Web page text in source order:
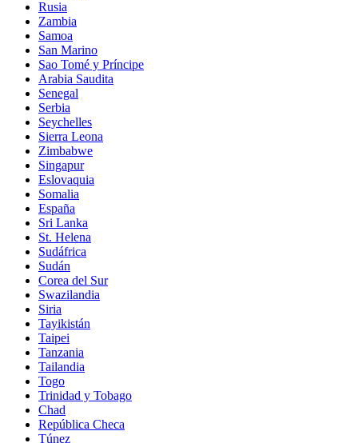
Rusia
Zambia
Samoa
San Marino
Sao Tomé y Príncipe
Arabia Saudita
Senegal
Serbia
Seychelles
Sierra Leona
Zimbabwe
Singapur
Eslovaquia
Somalia
España
Sri Lanka
St. Helena
Sudáfrica
Sudán
Corea del Sur
Swazilandia
Siria
Tayikistán
Taipei
Tanzania
Tailandia
Togo
Trinidad y Tobago
Chad
República Checa
Túnez